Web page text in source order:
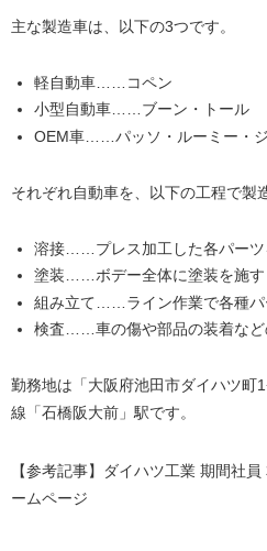
主な製造車は、以下の3つです。
軽自動車……コペン
小型自動車……ブーン・トール
OEM車……パッソ・ルーミー・
それぞれ自動車を、以下の工程で製
溶接……プレス加工した各パーツ
塗装……ボデー全体に塗装を施す
組み立て……ライン作業で各種パ
検査……車の傷や部品の装着など
勤務地は「大阪府池田市ダイハツ町
線「石橋阪大前」駅です。
【参考記事】ダイハツ工業 期間社
ームページ